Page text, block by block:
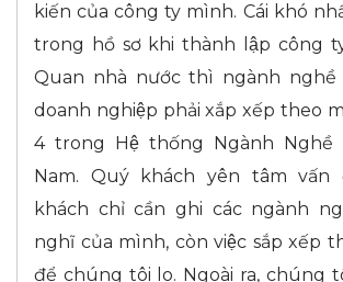
kiến của công ty mình. Cái khó
trong hồ sơ khi thành lập công
Quan nhà nước thì ngành nghề
doanh nghiệp phải xắp xếp theo
4 trong Hệ thống Ngành Nghề
Nam. Quý khách yên tâm vấn
khách chỉ cần ghi các ngành
nghĩ của mình, còn việc sắp xếp
để chúng tôi lo. Ngoài ra, chúng